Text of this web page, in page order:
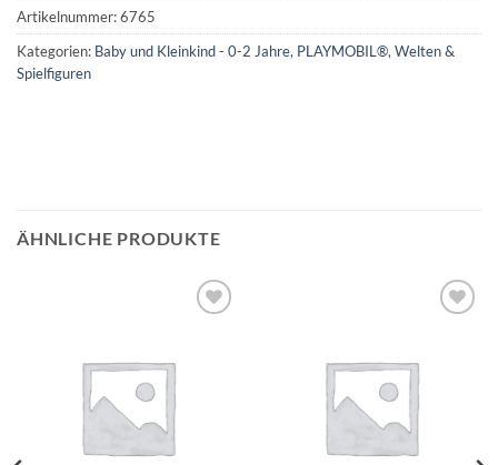
Artikelnummer:6765
Kategorien: Baby und Kleinkind - 0-2 Jahre, PLAYMOBIL®, Welten &
Spielfiguren
ÄHNLICHE PRODUKTE